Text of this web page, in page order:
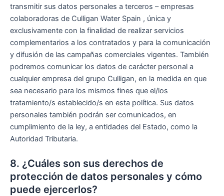
transmitir sus datos personales a terceros – empresas
colaboradoras de Culligan Water Spain , única y
exclusivamente con la finalidad de realizar servicios
complementarios a los contratados y para la comunicación
y difusión de las campañas comerciales vigentes. También
podremos comunicar los datos de carácter personal a
cualquier empresa del grupo Culligan, en la medida en que
sea necesario para los mismos fines que el/los
tratamiento/s establecido/s en esta política. Sus datos
personales también podrán ser comunicados, en
cumplimiento de la ley, a entidades del Estado, como la
Autoridad Tributaria.
8. ¿Cuáles son sus derechos de
protección de datos personales y cómo
puede ejercerlos?